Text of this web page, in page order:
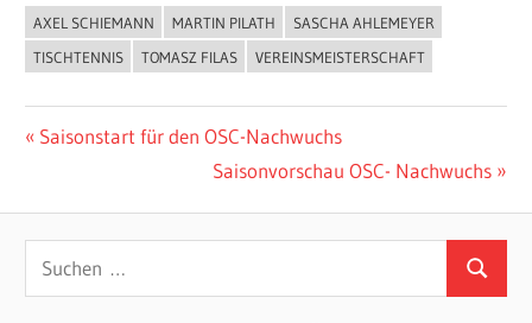
ALLGEMEIN
AXEL SCHIEMANN MARTIN PILATH
SASCHA AHLEMEYER
TISCHTENNIS
TOMASZ FILAS VEREINSMEISTERSCHAFT
Beitragsnavigation
Vorheriger
Saisonstart für den OSC-Nachwuchs
Nächster
Saisonvorschau OSC- Nachwuchs
Suchen
nach:
Suchen